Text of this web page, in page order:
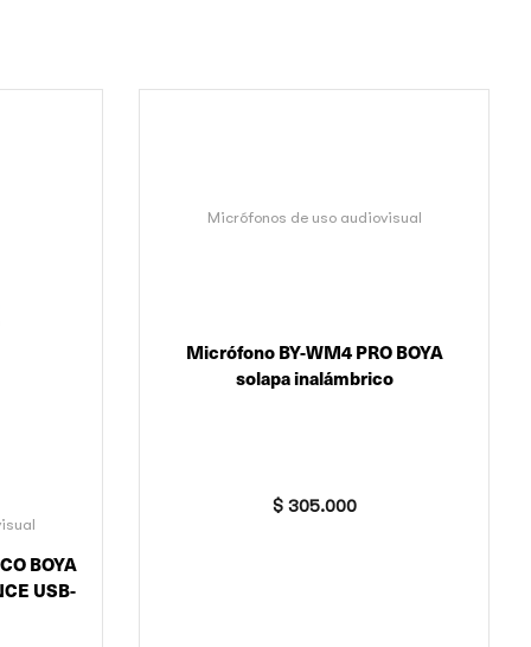
BOYA
USB-
Micrófonos de uso audiovisual
Micrófono BY-WM4 PRO BOYA
solapa inalámbrico
$305.000